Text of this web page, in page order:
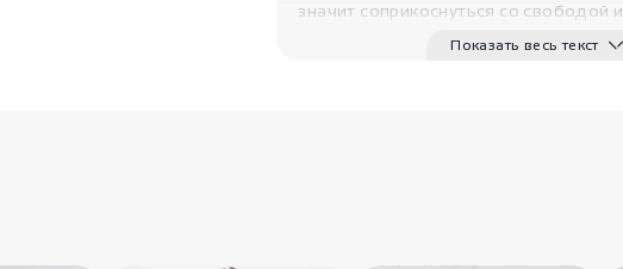
значит соприкоснуться со свободой и
Показать весь текст